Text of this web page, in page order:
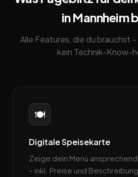
in Mannheim
Alle Features, die du brauchst
kein Technik-Know-
🍽️
Digitale Speisekarte
Zeige dein Menü
– inkl. Preise und